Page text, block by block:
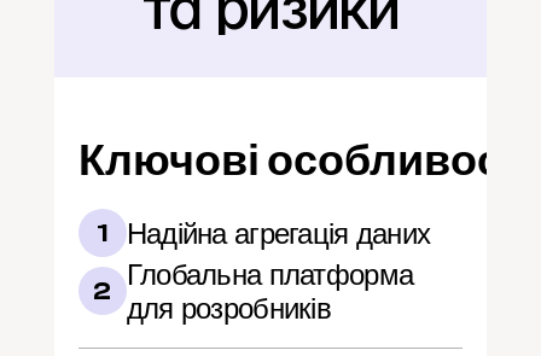
Ключові особливості
1 Надійна агрегація даних
2
Глобальна платформа
для розробників